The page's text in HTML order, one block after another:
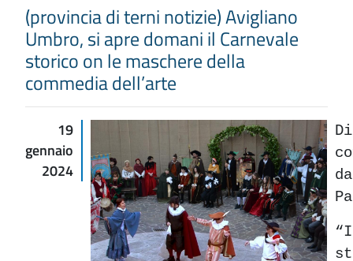
(provincia di terni notizie) Avigliano
Umbro, si apre domani il Carnevale
storico on le maschere della
commedia dell’arte
19
gennaio
2024